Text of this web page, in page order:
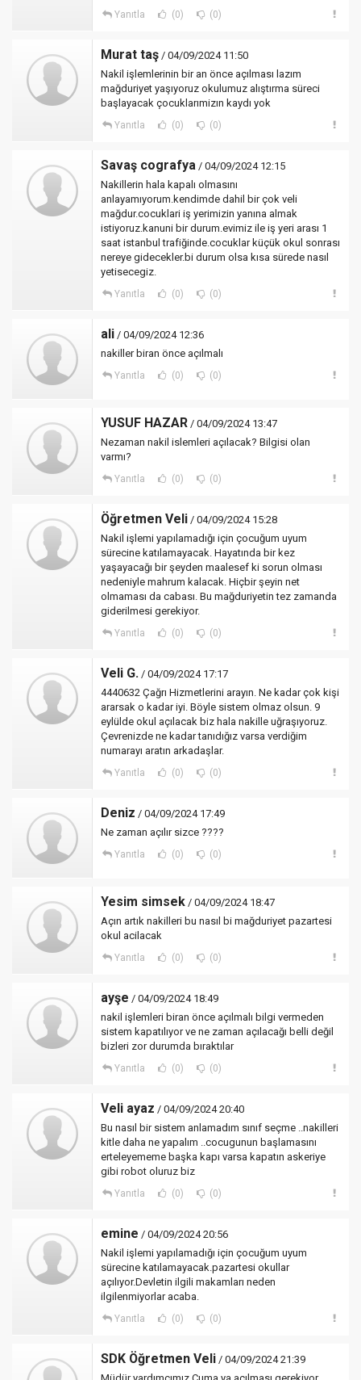
Yanıtla (0) (0)
Murat taş / 04/09/2024 11:50
Nakil işlemlerinin bir an önce açılması lazım
mağduriyet yaşıyoruz okulumuz alıştırma süreci
başlayacak çocuklarımizın kaydı yok
Yanıtla (0) (0)
Savaş cografya / 04/09/2024 12:15
Nakillerin hala kapalı olmasını
anlayamıyorum.kendimde dahil bir çok veli
mağdur.cocuklari iş yerimizin yanına almak
istiyoruz.kanuni bir durum.evimiz ile iş yeri arası 1
saat istanbul trafiğinde.cocuklar küçük okul sonrası
nereye gidecekler.bi durum olsa kısa sürede nasıl
yetisecegiz.
Yanıtla (0) (0)
ali / 04/09/2024 12:36
nakiller biran önce açılmalı
Yanıtla (0) (0)
YUSUF HAZAR / 04/09/2024 13:47
Nezaman nakil islemleri açılacak? Bilgisi olan
varmı?
Yanıtla (0) (0)
Öğretmen Veli / 04/09/2024 15:28
Nakil işlemi yapılamadığı için çocuğum uyum
sürecine katılamayacak. Hayatında bir kez
yaşayacağı bir şeyden maalesef ki sorun olması
nedeniyle mahrum kalacak. Hiçbir şeyin net
olmaması da cabası. Bu mağduriyetin tez zamanda
giderilmesi gerekiyor.
Yanıtla (0) (0)
Veli G. / 04/09/2024 17:17
4440632 Çağrı Hizmetlerini arayın. Ne kadar çok kişi
ararsak o kadar iyi. Böyle sistem olmaz olsun. 9
eylülde okul açılacak biz hala nakille uğraşıyoruz.
Çevrenizde ne kadar tanıdığız varsa verdiğim
numarayı aratın arkadaşlar.
Yanıtla (0) (0)
Deniz / 04/09/2024 17:49
Ne zaman açılır sizce ????
Yanıtla (0) (0)
Yesim simsek / 04/09/2024 18:47
Açın artık nakilleri bu nasıl bi mağduriyet pazartesi
okul acilacak
Yanıtla (0) (0)
ayşe / 04/09/2024 18:49
nakil işlemleri biran önce açılmalı bilgi vermeden
sistem kapatılıyor ve ne zaman açılacağı belli değil
bizleri zor durumda bıraktılar
Yanıtla (0) (0)
Veli ayaz / 04/09/2024 20:40
Bu nasıl bir sistem anlamadım sınıf seçme ..nakilleri
kitle daha ne yapalım ..cocugunun başlamasını
erteleyememe başka kapı varsa kapatın askeriye
gibi robot oluruz biz
Yanıtla (0) (0)
emine / 04/09/2024 20:56
Nakil işlemi yapılamadığı için çocuğum uyum
sürecine katılamayacak.pazartesi okullar
açılıyor.Devletin ilgili makamları neden
ilgilenmiyorlar acaba.
Yanıtla (0) (0)
SDK Öğretmen Veli / 04/09/2024 21:39